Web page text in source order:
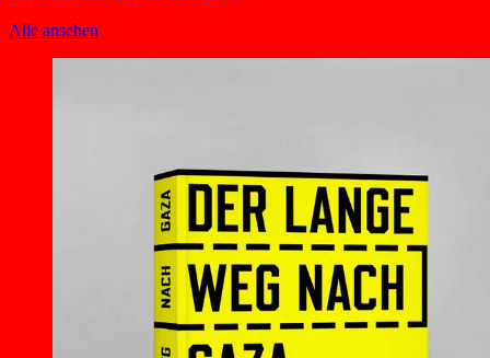
Alle ansehen